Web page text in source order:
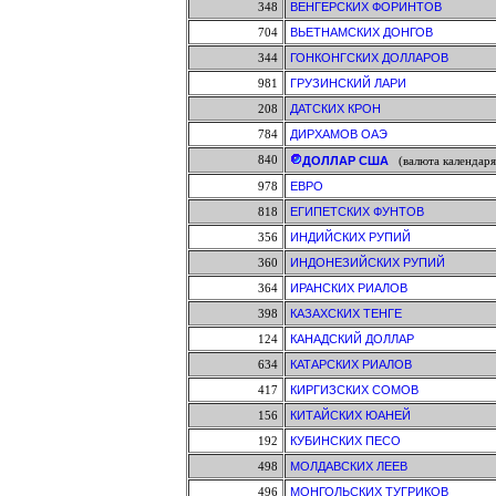
348
ВЕНГЕРСКИХ ФОРИНТОВ
704
ВЬЕТНАМСКИХ ДОНГОВ
344
ГОНКОНГСКИХ ДОЛЛАРОВ
981
ГРУЗИНСКИЙ ЛАРИ
208
ДАТСКИХ КРОН
784
ДИРХАМОВ ОАЭ
840
ДОЛЛАР США (валюта
978
ЕВРО
818
ЕГИПЕТСКИХ ФУНТОВ
356
ИНДИЙСКИХ РУПИЙ
360
ИНДОНЕЗИЙСКИХ РУПИЙ
364
ИРАНСКИХ РИАЛОВ
398
КАЗАХСКИХ ТЕНГЕ
124
КАНАДСКИЙ ДОЛЛАР
634
КАТАРСКИХ РИАЛОВ
417
КИРГИЗСКИХ СОМОВ
156
КИТАЙСКИХ ЮАНЕЙ
192
КУБИНСКИХ ПЕСО
498
МОЛДАВСКИХ ЛЕЕВ
496
МОНГОЛЬСКИХ ТУГРИКОВ